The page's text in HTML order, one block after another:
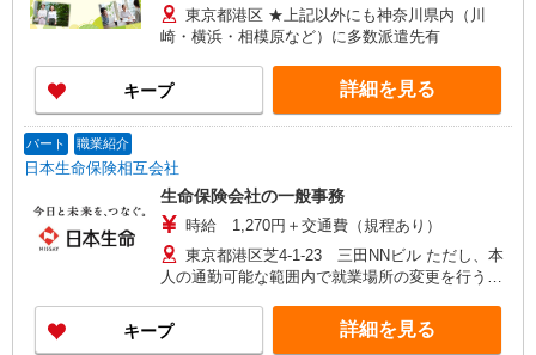
東京都港区 ★上記以外にも神奈川県内（川
崎・横浜・相模原など）に多数派遣先有
キープ 詳細を見る
パート 職業紹介
日本生命保険相互会社
生命保険会社の一般事務
時給 1,270円＋交通費（規程あり）
東京都港区芝4-1-23 三田NNビル ただし、本
人の通勤可能な範囲内で就業場所の変更を行うこ
キープ 詳細を見る